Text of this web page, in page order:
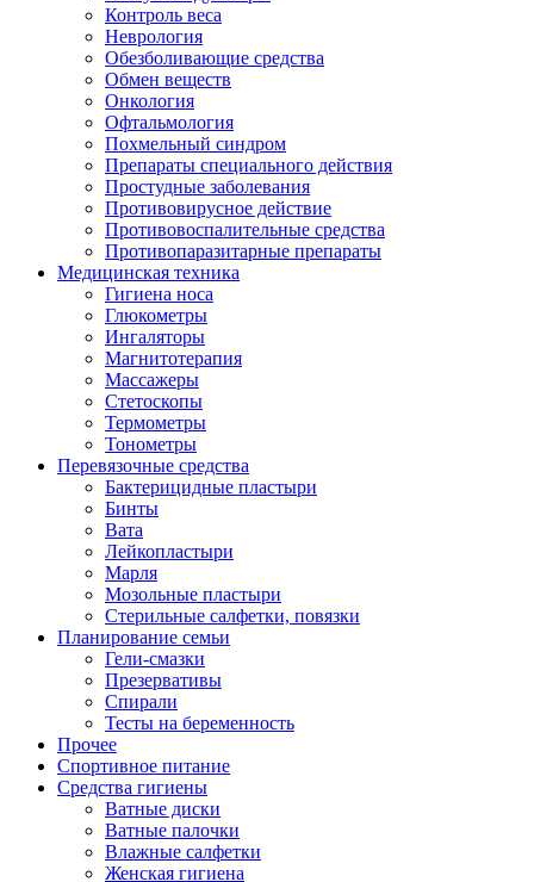
Контроль веса
Неврология
Обезболивающие средства
Обмен веществ
Онкология
Офтальмология
Похмельный синдром
Препараты специального действия
Простудные заболевания
Противовирусное действие
Противовоспалительные средства
Противопаразитарные препараты
Медицинская техника
Гигиена носа
Глюкометры
Ингаляторы
Магнитотерапия
Массажеры
Стетоскопы
Термометры
Тонометры
Перевязочные средства
Бактерицидные пластыри
Бинты
Вата
Лейкопластыри
Марля
Мозольные пластыри
Стерильные салфетки, повязки
Планирование семьи
Гели-смазки
Презервативы
Спирали
Тесты на беременность
Прочее
Спортивное питание
Средства гигиены
Ватные диски
Ватные палочки
Влажные салфетки
Женская гигиена